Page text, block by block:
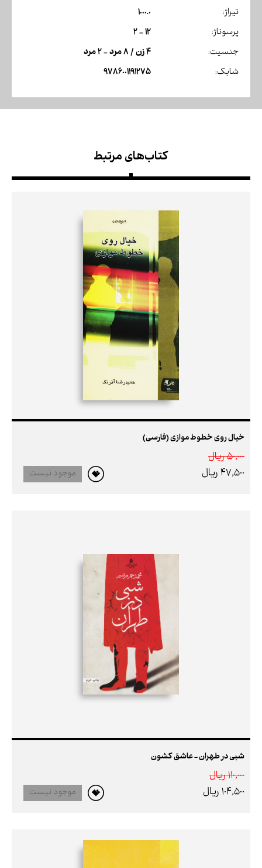
تیراژ: 1000.0
پرسوناژ: 12 - 2
جنسیت: 4 زن / 8 مرد - 2 مرد
شابک: 9786001191275
کتاب‌های مرتبط
خیال روی خطوط موازی (فارسی)
50,000 ريال
47,500 ريال
موجود نیست
شبی در طهران - عاشق کشون
110,000 ريال
104,500 ريال
موجود نیست